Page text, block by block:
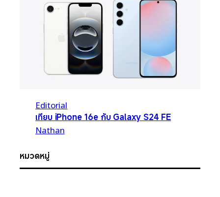
Editorial
เทียบ iPhone 16e กับ Galaxy S24 FE
Nathan
หมวดหมู่